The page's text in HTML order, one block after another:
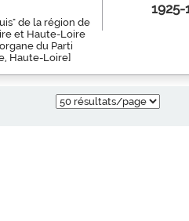
de la région de
et Haute-Loire
du Parti
Haute-Loire]
1925-